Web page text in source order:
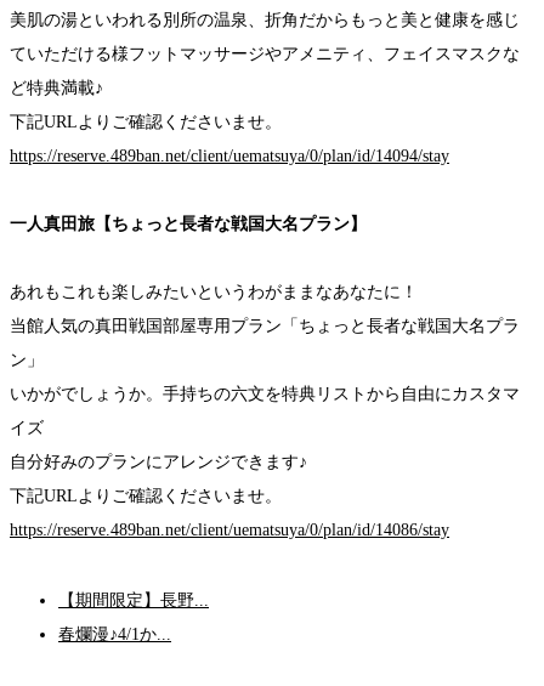
美肌の湯といわれる別所の温泉、折角だからもっと美と健康を感じ
ていただける様フットマッサージやアメニティ、フェイスマスクな
ど特典満載♪
下記URLよりご確認くださいませ。
https://reserve.489ban.net/client/uematsuya/0/plan/id/14094/stay
一人真田旅【ちょっと長者な戦国大名プラン】
あれもこれも楽しみたいというわがままなあなたに！
当館人気の真田戦国部屋専用プラン「ちょっと長者な戦国大名プラ
ン」
いかがでしょうか。手持ちの六文を特典リストから自由にカスタマ
イズ
自分好みのプランにアレンジできます♪
下記URLよりご確認くださいませ。
https://reserve.489ban.net/client/uematsuya/0/plan/id/14086/stay
【期間限定】長野...
春爛漫♪4/1か...